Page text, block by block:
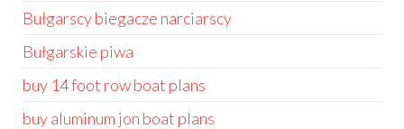
Bułgarscy biegacze narciarscy
Bułgarskie piwa
buy 14 foot row boat plans
buy aluminum jon boat plans